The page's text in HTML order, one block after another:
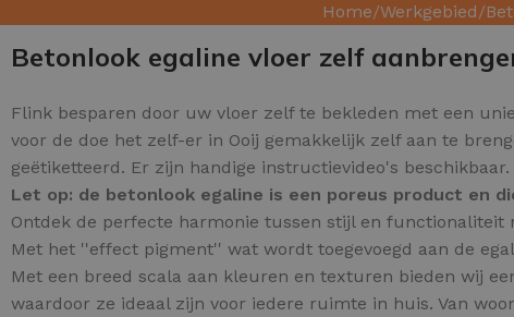
Home Werkgebied
Betonlook egaline vloer zelf
Flink besparen door uw vloer zelf te bekleden met een
voor de doe het zelf-er in Ooij gemakkelijk zelf aan te
geëtiketteerd. Er zijn handige instructievideo's
Let op: de betonlook egaline is een poreus product en
Ontdek de perfecte harmonie tussen stijl en functionaliteit
Met het ''effect pigment'' wat wordt toegevoegd aan de
Met een breed scala aan kleuren en texturen bieden wij
waardoor ze ideaal zijn voor iedere ruimte in huis. Van